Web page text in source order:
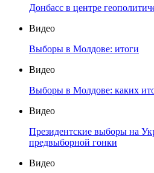
Донбасс в центре
Видео
Выборы в Молдове: итоги
Видео
Выборы в Молдове: каких
Видео
Президентские выборы на
предвыборной гонки
Видео